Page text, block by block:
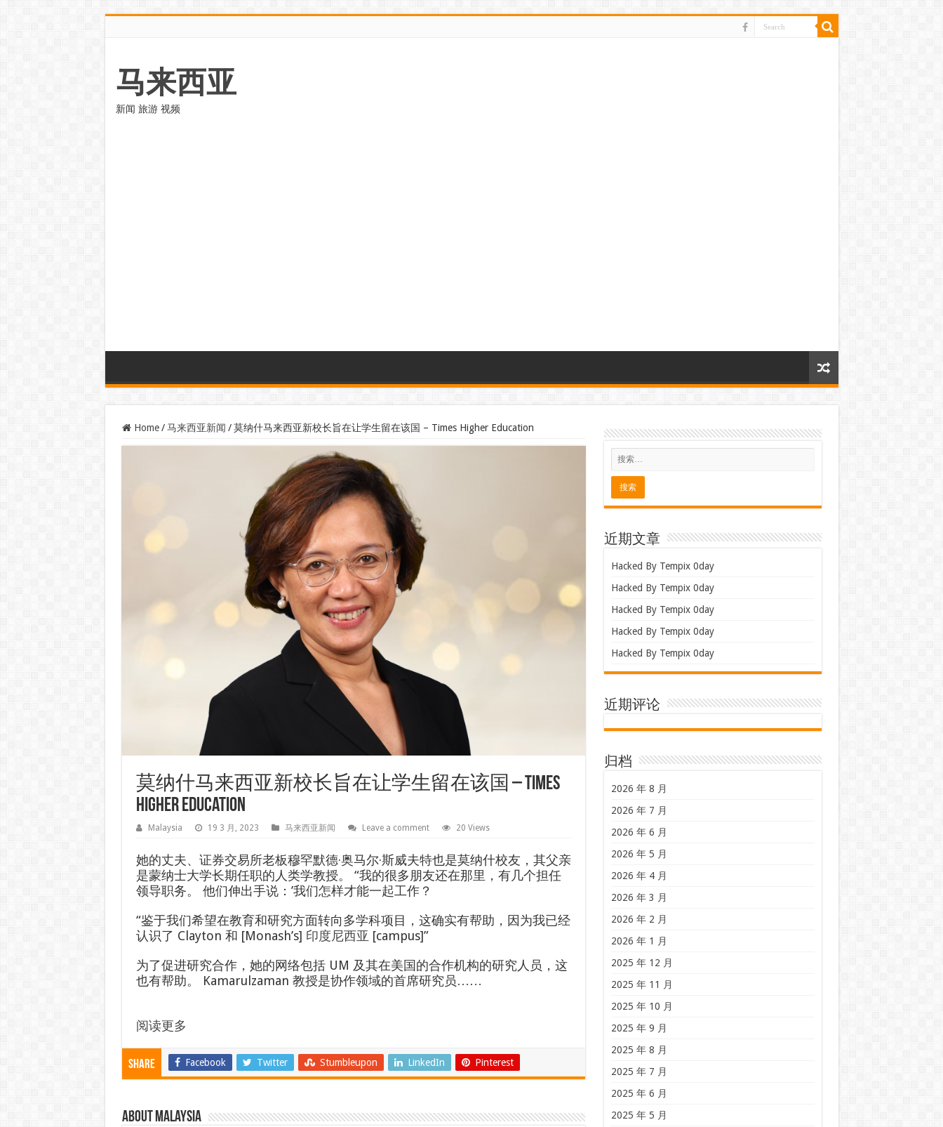
马来西亚
新闻 旅游 视频
Home / 马来西亚新闻 / 莫纳什马来西亚新校长旨在让学生留在该国 – Times Higher Education
莫纳什马来西亚新校长旨在让学生留在该国 – Times
Higher Education
Malaysia 19 3 月, 2023 马来西亚新闻 Leave a comment 20 Views
她的丈夫、证券交易所老板穆罕默德·奥马尔·斯威夫特也是莫纳什校友，其父亲
是蒙纳士大学长期任职的人类学教授。 “我的很多朋友还在那里，有几个担任
领导职务。 他们伸出手说：’我们怎样才能一起工作？
“鉴于我们希望在教育和研究方面转向多学科项目，这确实有帮助，因为我已经
认识了 Clayton 和 [Monash’s] 印度尼西亚 [campus]”
为了促进研究合作，她的网络包括 UM 及其在美国的合作机构的研究人员，这
也有帮助。 Kamarulzaman 教授是协作领域的首席研究员……
阅读更多
Share Facebook Twitter Stumbleupon LinkedIn Pinterest
About Malaysia
近期文章
Hacked By Tempix 0day
Hacked By Tempix 0day
Hacked By Tempix 0day
Hacked By Tempix 0day
Hacked By Tempix 0day
近期评论
归档
2026 年 8 月
2026 年 7 月
2026 年 6 月
2026 年 5 月
2026 年 4 月
2026 年 3 月
2026 年 2 月
2026 年 1 月
2025 年 12 月
2025 年 11 月
2025 年 10 月
2025 年 9 月
2025 年 8 月
2025 年 7 月
2025 年 6 月
2025 年 5 月